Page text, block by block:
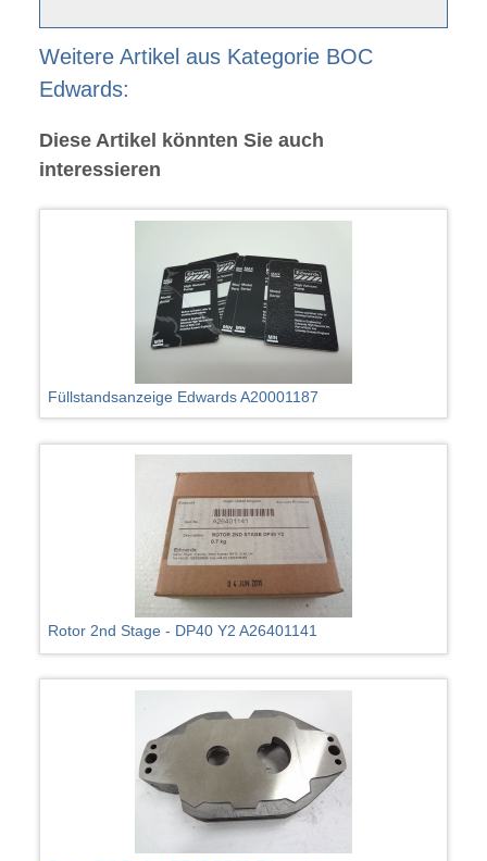
Weitere Artikel aus Kategorie BOC
Edwards:
Diese Artikel könnten Sie auch
interessieren
Füllstandsanzeige Edwards A20001187
Rotor 2nd Stage - DP40 Y2 A26401141